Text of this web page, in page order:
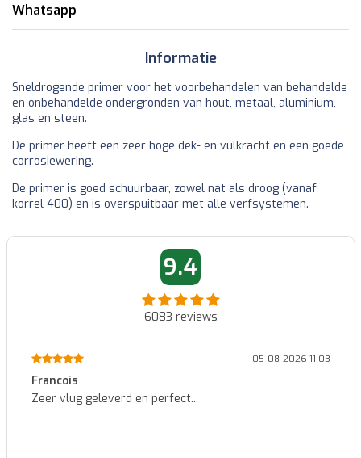
Whatsapp
Informatie
Sneldrogende primer voor het voorbehandelen van behandelde
en onbehandelde ondergronden van hout, metaal, aluminium,
glas en steen.
De primer heeft een zeer hoge dek- en vulkracht en een goede
corrosiewering.
De primer is goed schuurbaar, zowel nat als droog (vanaf
korrel 400) en is overspuitbaar met alle verfsystemen.
9.4
6083 reviews
05-08-2026 11:03
Francois
Zeer vlug geleverd en perfect...